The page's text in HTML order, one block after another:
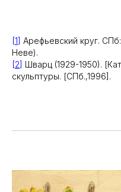
[1] Арефьевский круг.
Неве).
[2] Шварц (1929-1950).
скульптуры. [СПб.,1996].
Решаем вместе